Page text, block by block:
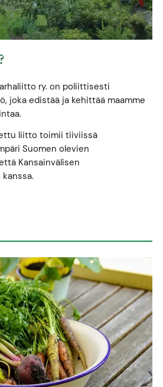
ry. on poliittisesti
joka edistää ja kehittää maamme
liitto toimii tiiviissä
Suomen olevien
Kansainvälisen